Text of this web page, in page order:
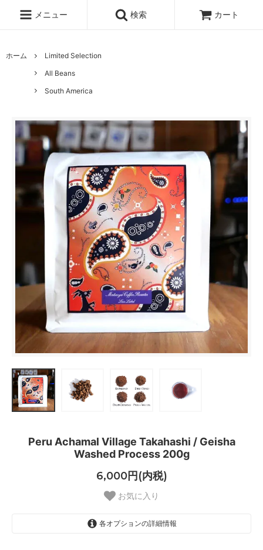
メニュー 検索 カート
ホーム
Limited Selection
All Beans
South America
Peru Achamal Village Takahashi / Geisha
Washed Process 200g
6,000円(内税)
お気に入り
各オプションの詳細情報